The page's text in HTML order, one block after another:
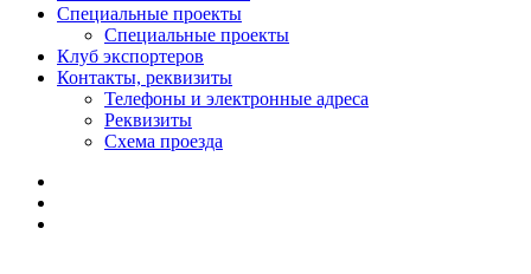
Специальные проекты
Специальные проекты
Клуб экспортеров
Контакты, реквизиты
Телефоны и электронные адреса
Реквизиты
Схема проезда